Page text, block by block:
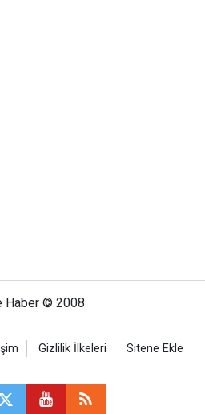
Haber © 2008
Gizlilik İlkeleri Sitene Ekle